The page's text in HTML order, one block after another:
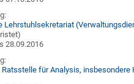
Lehrstuhlsekretariat
28.09.2016
für Analysis, insbesondere